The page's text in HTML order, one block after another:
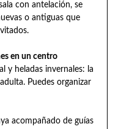
con antelación, se
o antiguas que
en un centro
y heladas invernales: la
Puedes organizar
acompañado de guías